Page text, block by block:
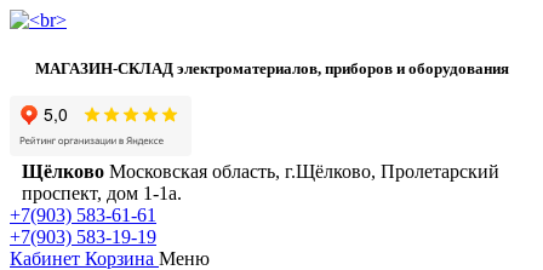
МАГАЗИН-СКЛАД электроматериалов, приборов и оборудования
Щёлково Московская область, г.Щёлково, Пролетарский
проспект, дом 1‑1а.
+7(903) 583-61-61
+7(903) 583-19-19
Кабинет Корзина Меню